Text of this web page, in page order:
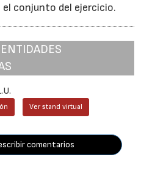
el conjunto del ejercicio.
Ver stand virtual
comentarios